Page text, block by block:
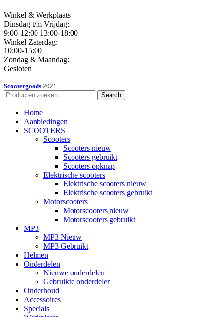
Winkel & Werkplaats
Dinsdag t/m Vrijdag:
9:00-12:00 13:00-18:00
Winkel Zaterdag:
10:00-15:00
Zondag & Maandag:
Gesloten
Scootergoods 2021
Search
Home
Aanbiedingen
SCOOTERS
Scooters
Scooters nieuw
Scooters gebruikt
Scooters opknap
Elektrische scooters
Elektrische scooters nieuw
Elektrische scooters gebruikt
Motorscooters
Motorscooters nieuw
Motorscooters gebruikt
MP3
MP3 Nieuw
MP3 Gebruikt
Helmen
Onderdelen
Nieuwe onderdelen
Gebruikte onderdelen
Onderhoud
Accessoires
Specials